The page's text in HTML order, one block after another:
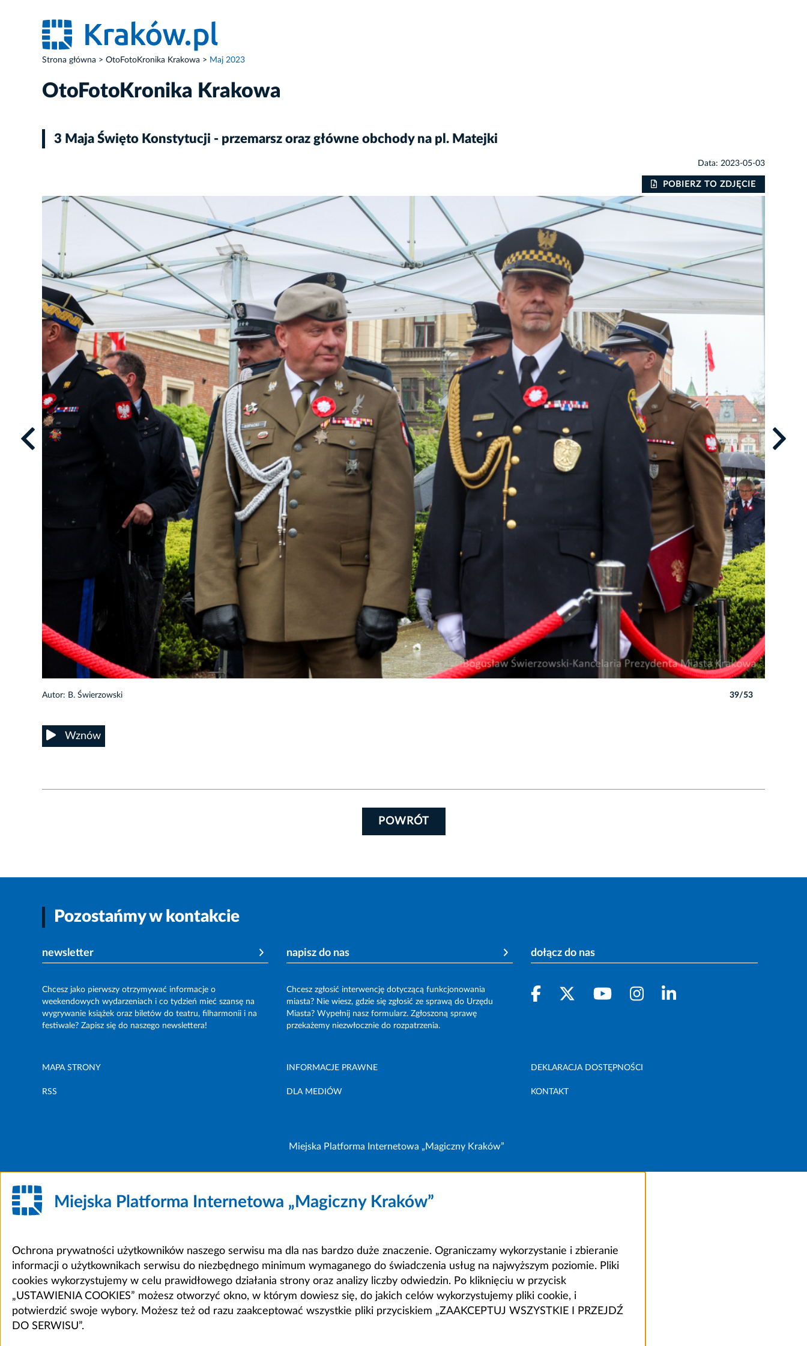
Strona główna OtoFotoKronika Krakowa Maj 2023
OtoFotoKronika Krakowa
3 Maja Święto Konstytucji - przemarsz oraz główne obchody na pl. Matejki
Data: 2023-05-03
POBIERZ TO ZDJĘCIE
Autor: B. Świerzowski 39/53
Wznów
POWRÓT
Pozostańmy w kontakcie
newsletter
Chcesz jako pierwszy otrzymywać informacje o
weekendowych wydarzeniach i co tydzień mieć szansę na
wygrywanie książek oraz biletów do teatru, filharmonii i na
festiwale? Zapisz się do naszego newslettera!
napisz do nas
Chcesz zgłosić interwencję dotyczącą funkcjonowania
miasta? Nie wiesz, gdzie się zgłosić ze sprawą do Urzędu
Miasta? Wypełnij nasz formularz. Zgłoszoną sprawę
przekażemy niezwłocznie do rozpatrzenia.
dołącz do nas
MAPA STRONY INFORMACJE PRAWNE DEKLARACJA DOSTĘPNOŚCI
RSS DLA MEDIÓW KONTAKT
Miejska Platforma Internetowa „Magiczny Kraków”
Miejska Platforma Internetowa „Magiczny Kraków”
Ochrona prywatności użytkowników naszego serwisu ma dla nas bardzo duże znaczenie. Ograniczamy wykorzystanie i zbieranie
informacji o użytkownikach serwisu do niezbędnego minimum wymaganego do świadczenia usług na najwyższym poziomie. Pliki
cookies wykorzystujemy w celu prawidłowego działania strony oraz analizy liczby odwiedzin. Po kliknięciu w przycisk
„USTAWIENIA COOKIES” możesz otworzyć okno, w którym dowiesz się, do jakich celów wykorzystujemy pliki cookie, i
potwierdzić swoje wybory. Możesz też od razu zaakceptować wszystkie pliki przyciskiem „ZAAKCEPTUJ WSZYSTKIE I PRZEJDŹ
DO SERWISU”.